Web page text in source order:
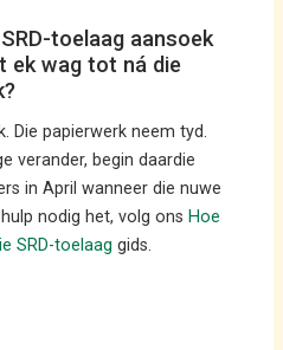
toelaag aansoek
ek wag tot ná die
Die papierwerk neem tyd.
verander, begin daardie
in April wanneer die nuwe
nodig het, volg ons Hoe
SRD-toelaag gids.